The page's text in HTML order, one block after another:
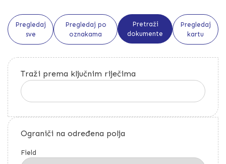
Pregledaj
sve
Pregledaj po
oznakama
Pretraži
dokumente
Pregledaj
kartu
Traži prema ključnim riječima
Ograniči na određena polja
Field